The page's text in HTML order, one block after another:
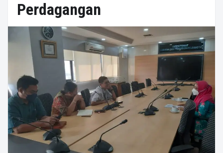
Perdagangan